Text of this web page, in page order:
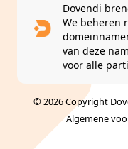
Dovendi
We beheren
van deze
voor alle
© 2026 Copyright
Algemene